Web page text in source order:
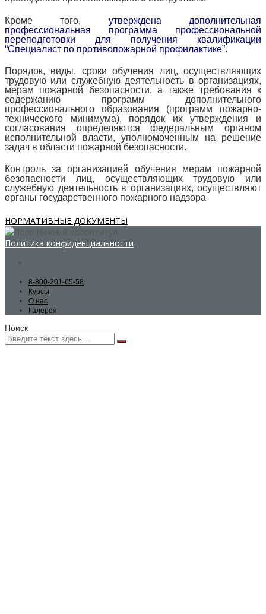
Кроме того, утверждена дополнительная
профессиональная программа профессиональной
переподготовки для получения квалификации
“Специалист по противопожарной профилактике”.
Порядок, виды, сроки обучения лиц, осуществляющих
трудовую или служебную деятельность в организациях,
мерам пожарной безопасности, а также требования к
содержанию программ дополнительного
профессионального образования (программ пожарно-
технического минимума), порядок их утверждения и
согласования определяются федеральным органом
исполнительной власти, уполномоченным на решение
задач в области пожарной безопасности.
Контроль за организацией обучения мерам пожарной
безопасности лиц, осуществляющих трудовую или
служебную деятельность в организациях, осуществляют
органы государственного пожарного надзора
НОРМАТИВНЫЕ ДОКУМЕНТЫ
Политика конфиденциальности
8-800-201-65-58
Курсы
О нас
Галерея
Поиск